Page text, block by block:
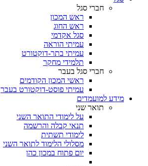
חברי סגל
ראש המכון
ראש החוג
סגל אקדמי
עמיתי הוראה
עמיתי בתר-דוקטורט
תלמידי מחקר
חברי סגל בעבר
ראשי המכון הקודמים
עמיתי פוסט-דוקטורט בעבר
מידע למועמדים
תואר שני
על לימודי התואר השני
תנאי קבלה והרשמה
לימודי תשתית
מסלולי הלימוד לתואר השני
יום פתוח במכון כהן